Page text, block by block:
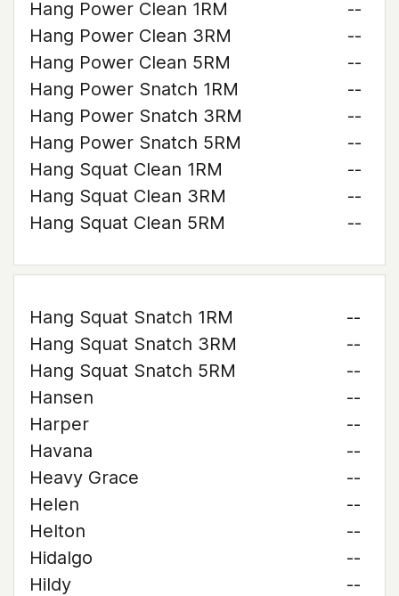
Hang Power Clean 1RM
--
Hang Power Clean 3RM
--
Hang Power Clean 5RM
--
Hang Power Snatch 1RM
--
Hang Power Snatch 3RM
--
Hang Power Snatch 5RM
--
Hang Squat Clean 1RM
--
Hang Squat Clean 3RM
--
Hang Squat Clean 5RM
--
Hang Squat Snatch 1RM
--
Hang Squat Snatch 3RM
--
Hang Squat Snatch 5RM
--
Hansen
--
Harper
--
Havana
--
Heavy Grace
--
Helen
--
Helton
--
Hidalgo
--
Hildy
--